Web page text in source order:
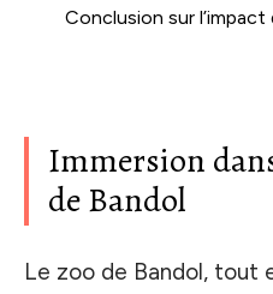
Conclusion sur l’impact
Immersion
de Bandol
Le zoo de Bandol,